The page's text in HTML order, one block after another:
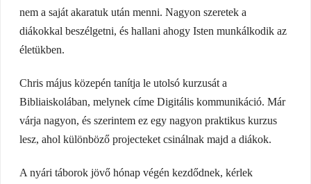
nem a saját akaratuk után menni. Nagyon szeretek a
diákokkal beszélgetni, és hallani ahogy Isten munkálkodik az
életükben.
Chris május közepén tanítja le utolsó kurzusát a
Bibliaiskolában, melynek címe Digitális kommunikáció. Már
várja nagyon, és szerintem ez egy nagyon praktikus kurzus
lesz, ahol különböző projecteket csinálnak majd a diákok.
A nyári táborok jövő hónap végén kezdődnek, kérlek